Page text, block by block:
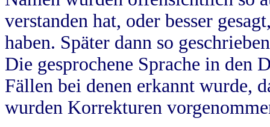
verstanden hat, oder besser
haben. Später dann so
Die gesprochene Sprache in
Fällen bei denen erkannt wurde,
wurden Korrekturen